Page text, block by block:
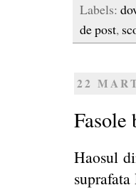
Labels:
de post,
22
Fasole
Haosul